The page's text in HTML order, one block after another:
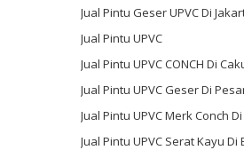
Jual Pintu Geser UPVC Di
Jual Pintu UPVC
Jual Pintu UPVC CONCH Di
Jual Pintu UPVC Geser Di
Jual Pintu UPVC Merk Conch
Jual Pintu UPVC Serat Kayu Di